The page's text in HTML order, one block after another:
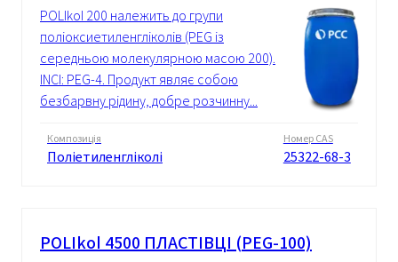
POLIkol 200 належить до групи
поліоксиетиленгліколів (PEG із
середньою молекулярною масою 200).
INCI: PEG-4. Продукт являє собою
безбарвну рідину, добре розчинну...
Композиція
Поліетиленгліколі
Номер CAS
25322-68-3
POLIkol 4500 ПЛАСТІВЦІ (PEG-100)